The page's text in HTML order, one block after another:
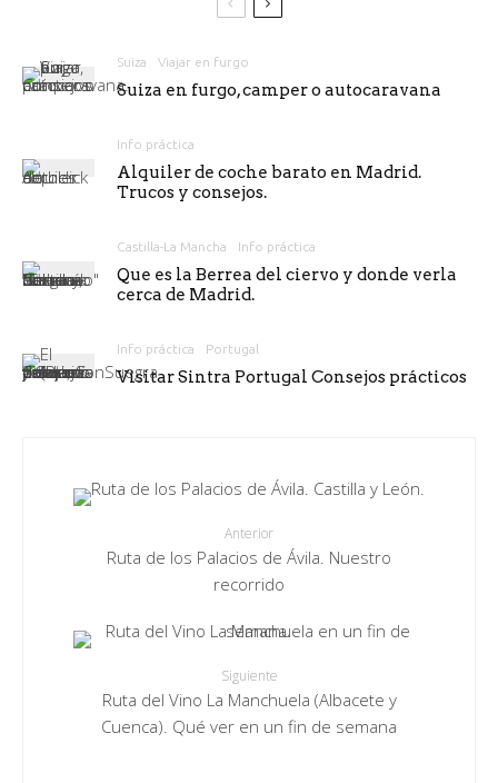
Suiza Viajar en furgo
Suiza en furgo, camper o autocaravana
Info práctica
Alquiler de coche barato en Madrid.
Trucos y consejos.
Castilla-La Mancha Info práctica
Que es la Berrea del ciervo y donde verla
cerca de Madrid.
Info práctica Portugal
Visitar Sintra Portugal Consejos prácticos
Anterior
Ruta de los Palacios de Ávila. Nuestro
recorrido
Siguiente
Ruta del Vino La Manchuela (Albacete y
Cuenca). Qué ver en un fin de semana